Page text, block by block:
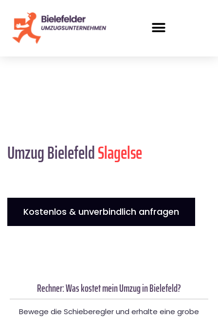
Umzug BielefeldSlagelse
Kostenlos & unverbindlich anfragen
Rechner: Was kostet mein Umzug in Bielefeld?
Bewege die Schieberegler und erhalte eine grobe